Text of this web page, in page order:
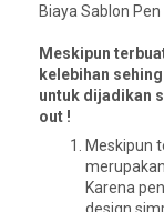
Biaya Sablon
Meskipun
kelebihan
untuk dijadikan
out !
Meskipun
Karena
design